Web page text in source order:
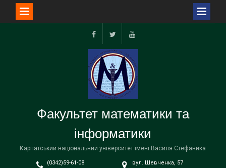
facebooktwitter youtube
Факультет математики та
інформатики
Карпатський національний університет імені Василя Стефаника
(0342)59-61-08
вул. Шевченка, 57